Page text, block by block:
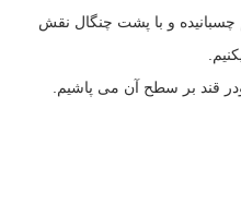
چسبانیده و با پشت چنگال نقش
قند بر سطح آن می پاشیم.